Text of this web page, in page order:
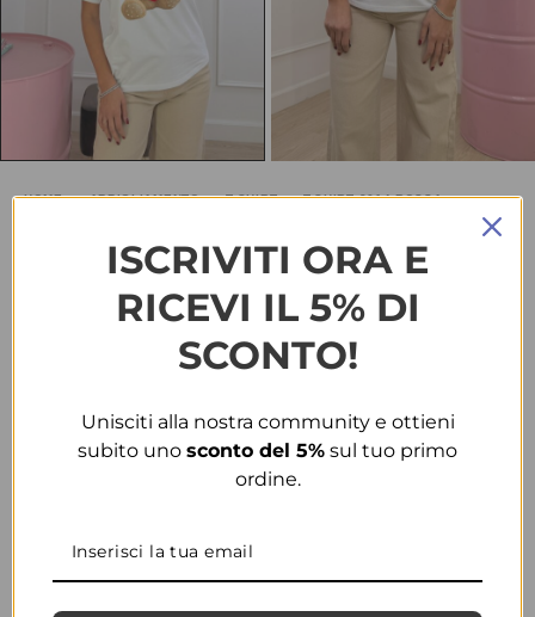
HOME ABBIGLIAMENTO T-SHIRT T-SHIRT 2614 ROSSA
T-shirt 2614 rossa
€15.00
10.50
ISCRIVITI ORA E
RICEVI IL 5% DI
SCONTO!
Unisciti alla nostra community e ottieni
subito uno sconto del 5% sul tuo primo
ordine.